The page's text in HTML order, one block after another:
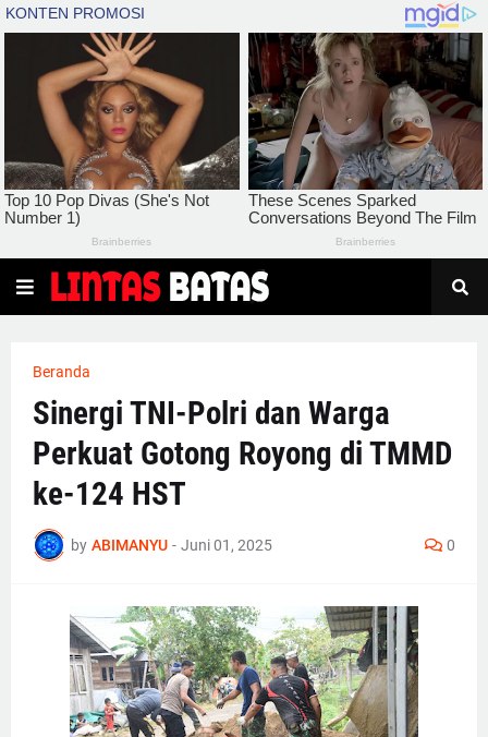
Beranda
Sinergi TNI-Polri dan Warga
Perkuat Gotong Royong di TMMD
ke-124 HST
by ABIMANYU - Juni 01, 2025 0